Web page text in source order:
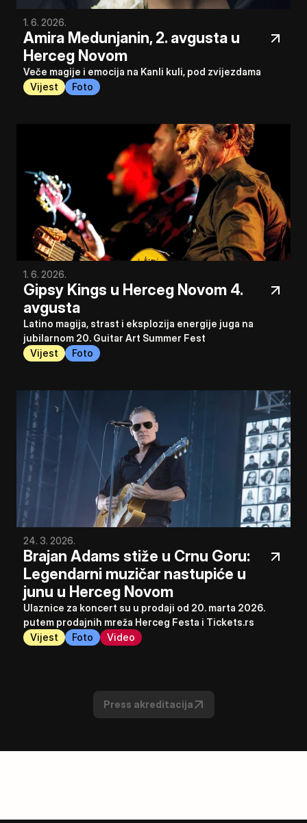
1. 6. 2026.
Amira Medunjanin, 2. avgusta u
Herceg Novom
Veče magije i emocija na Kanli kuli, pod zvijezdama
Vijest
Foto
1. 6. 2026.
Gipsy Kings u Herceg Novom 4.
avgusta
Latino magija, strast i eksplozija energije juga na
jubilarnom 20. Guitar Art Summer Fest
Vijest
Foto
24. 3. 2026.
Brajan Adams stiže u Crnu Goru:
Legendarni muzičar nastupiće u
junu u Herceg Novom
Ulaznice za koncert su u prodaji od 20. marta 2026.
putem prodajnih mreža Herceg Festa i Tickets.rs
Vijest
Foto Video
Press akreditacija